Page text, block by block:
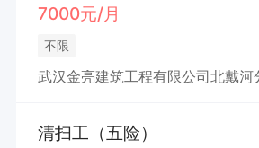
7000元/月
不限
武汉金亮建筑工程有限公司北戴河
清扫工（五险）